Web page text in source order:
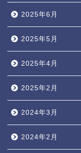
2025年6月
2025年5月
2025年4月
2025年2月
2024年3月
2024年2月